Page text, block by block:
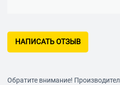
НАПИСАТЬ ОТЗЫВ
Обратите внимание!